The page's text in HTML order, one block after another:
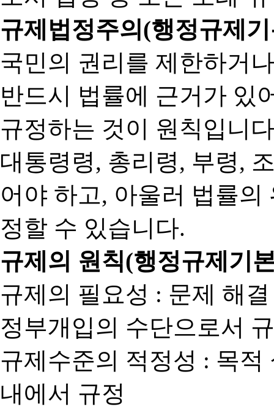
규제법정주의(행정규제
국민의 권리를 제한하거
반드시 법률에 근거가 있
규정하는 것이 원칙입니
대통령령, 총리령, 부령,
어야 하고, 아울러 법률
정할 수 있습니다.
규제의 원칙(행정규제기
규제의 필요성 : 문제 해
정부개입의 수단으로서
규제수준의 적정성 : 목
내에서 규정